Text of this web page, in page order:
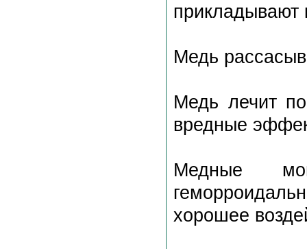
прикладывают
Медь
Медь лечит
вредные
Медные
хорошее